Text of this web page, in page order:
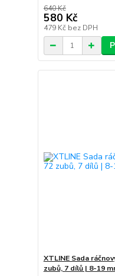
640 Kč
580 Kč
479 Kč bez DPH
XTLINE Sada
zubů, 7 dílů | 8-19